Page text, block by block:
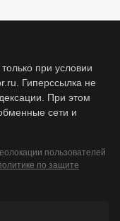
при условии
Гиперссылка не
При этом
сети и
пользователей
по защите